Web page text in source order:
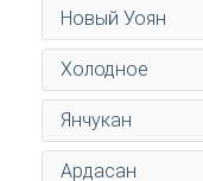
Новый Уоян
Холодное
Янчукан
Ардасан